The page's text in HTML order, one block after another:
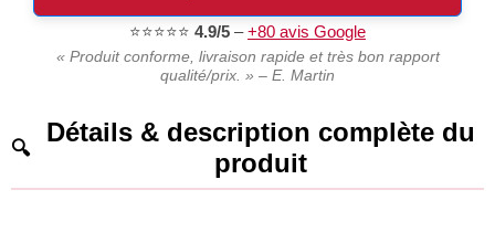
⭐⭐⭐⭐⭐ 4.9/5 –+80 avis Google
« Produit conforme, livraison rapide et très bon rapport
qualité/prix. » – E. Martin
Détails & description complète du
produit